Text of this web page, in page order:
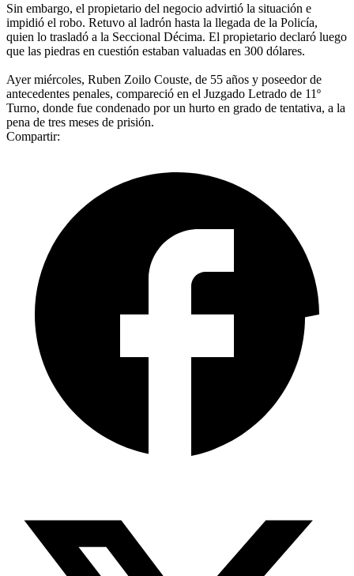
Sin embargo, el propietario del negocio advirtió la situación e
impidió el robo. Retuvo al ladrón hasta la llegada de la Policía,
quien lo trasladó a la Seccional Décima. El propietario declaró luego
que las piedras en cuestión estaban valuadas en 300 dólares.
Ayer miércoles, Ruben Zoilo Couste, de 55 años y poseedor de
antecedentes penales, compareció en el Juzgado Letrado de 11º
Turno, donde fue condenado por un hurto en grado de tentativa, a la
pena de tres meses de prisión.
Compartir: